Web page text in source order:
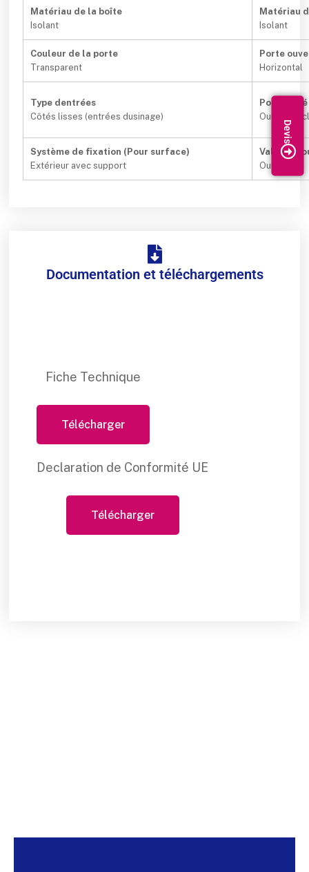
Matériau de la boîte
Isolant
Matériau
Isolant
Couleur de la porte
Transparent
Porte
Horizontal
Type dentrées
Côtés lisses (entrées dusinage)
Oui (non
Système de fixation (Pour surface)
Extérieur avec support
Valable
Oui
Documentation et téléchargements
Fiche Technique
Télécharger
Declaration de Conformité UE
Télécharger